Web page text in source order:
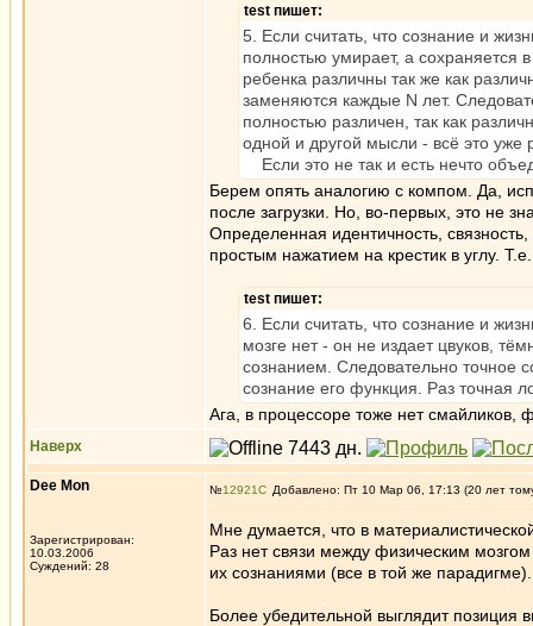
test пишет:
5. Если считать, что сознание и
полностью умирает, а сохраняется
ребенка различны так же как
заменяются каждые N лет.
полностью различен, так как
одной и другой мысли - всё это уже
Если это не так и есть нечто
Берем опять аналогию с компом. Да,
после загрузки. Но, во-первых, это не
Определенная идентичность,
простым нажатием на крестик в углу.
test пишет:
6. Если считать, что сознание и
мозге нет - он не издает цвуков,
сознанием. Следовательно точное
сознание его функция. Раз точная
Ага, в процессоре тоже нет смайликов,
Наверх
Dee Mon
Зарегистрирован:
10.03.2006
Суждений: 28
№12921 Добавлено: Пт 10 Мар 06, 17:13 (20 лет
Мне думается, что в
Раз нет связи между физическим
их сознаниями (все в той же парадигме).
Более убедительной выглядит позиция